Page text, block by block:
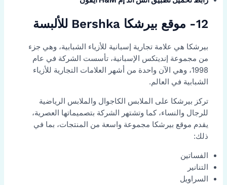
12- موقع بيرشكا Bershka للألبسة
بيرشكا هي علامة تجارية إسبانية للأزياء الشبابية، وهي جزء
من مجموعة إنديتكس الإسبانية، تأسست الشركة في عام
1998، وهي الآن واحدة من أشهر العلامات التجارية للأزياء
الشبابية في العالم.
تركز بيرشكا على الملابس الكاجوال والملابس الرياضية
للرجال والنساء، كما وتشتهر الشركة بتصميماتها العصرية،
يقدم موقع بيرشكا مجموعة واسعة من المنتجات، بما في
ذلك:
الفساتين
التنانير
السراويل